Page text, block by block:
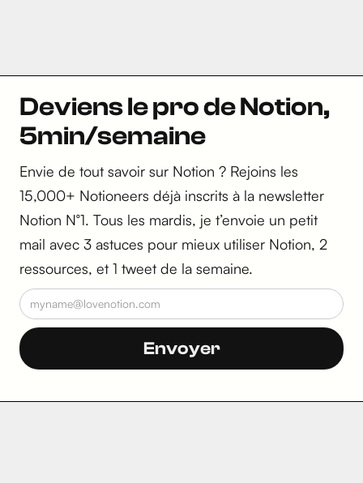
Deviens le pro de Notion,
5min/semaine
Envie de tout savoir sur Notion ? Rejoins les
15,000+ Notioneers déjà inscrits à la newsletter
Notion N°1. Tous les mardis, je t’envoie un petit
mail avec 3 astuces pour mieux utiliser Notion, 2
ressources, et 1 tweet de la semaine.